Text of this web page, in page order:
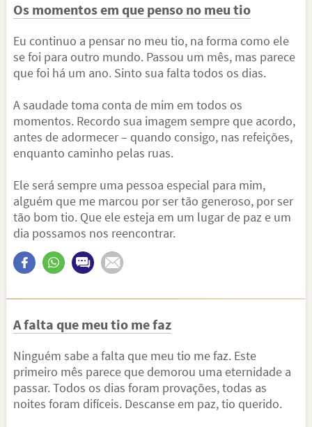
Os momentos em que penso no meu tio
Eu continuo a pensar no meu tio, na forma como ele
se foi para outro mundo. Passou um mês, mas parece
que foi há um ano. Sinto sua falta todos os dias.
A saudade toma conta de mim em todos os
momentos. Recordo sua imagem sempre que acordo,
antes de adormecer – quando consigo, nas refeições,
enquanto caminho pelas ruas.
Ele será sempre uma pessoa especial para mim,
alguém que me marcou por ser tão generoso, por ser
tão bom tio. Que ele esteja em um lugar de paz e um
dia possamos nos reencontrar.
A falta que meu tio me faz
Ninguém sabe a falta que meu tio me faz. Este
primeiro mês parece que demorou uma eternidade a
passar. Todos os dias foram provações, todas as
noites foram difíceis. Descanse em paz, tio querido.